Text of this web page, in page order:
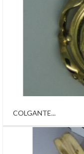
COLGANTE...